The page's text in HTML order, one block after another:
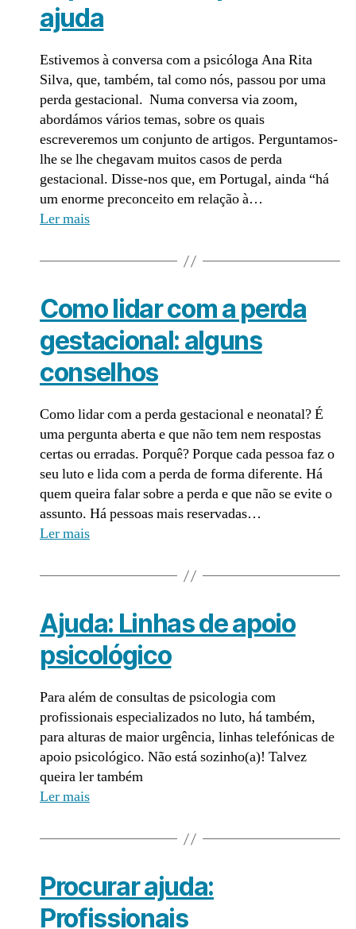
ajuda
Estivemos à conversa com a psicóloga Ana Rita
Silva, que, também, tal como nós, passou por uma
perda gestacional. Numa conversa via zoom,
abordámos vários temas, sobre os quais
escreveremos um conjunto de artigos. Perguntamos-
lhe se lhe chegavam muitos casos de perda
gestacional. Disse-nos que, em Portugal, ainda “há
um enorme preconceito em relação à…
Ler mais
Como lidar com a perda
gestacional: alguns
conselhos
Como lidar com a perda gestacional e neonatal? É
uma pergunta aberta e que não tem nem respostas
certas ou erradas. Porquê? Porque cada pessoa faz o
seu luto e lida com a perda de forma diferente. Há
quem queira falar sobre a perda e que não se evite o
assunto. Há pessoas mais reservadas…
Ler mais
Ajuda: Linhas de apoio
psicológico
Para além de consultas de psicologia com
profissionais especializados no luto, há também,
para alturas de maior urgência, linhas telefónicas de
apoio psicológico. Não está sozinho(a)! Talvez
queira ler também
Ler mais
Procurar ajuda:
Profissionais